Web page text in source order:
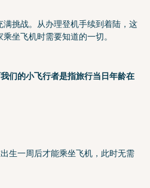
挑战。从办理登机手续到着陆，这
坐飞机时需要知道的一切。
们的小飞行者是指旅行当日年龄在
生一周后才能乘坐飞机，此时无需